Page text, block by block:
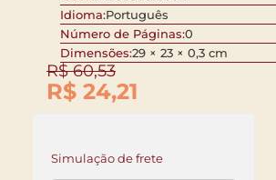
Idioma:Português
Número de Páginas:0
Dimensões:29 × 23 × 0,3 cm
R$60,53
R$ 24,21
Simulação de frete